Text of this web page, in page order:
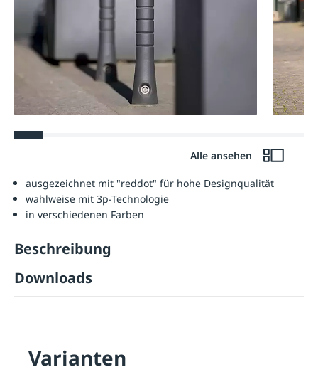
Alle ansehen
ausgezeichnet mit "reddot" für hohe Designqualität
wahlweise mit 3p-Technologie
in verschiedenen Farben
Beschreibung
Downloads
Varianten